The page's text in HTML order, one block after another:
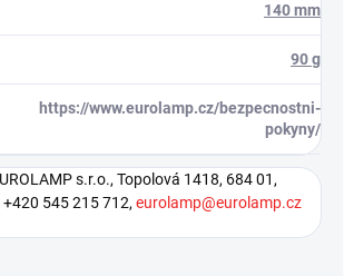
140 mm
90 g
https://www.eurolamp.cz/bezpecnostni-
pokyny/
s.r.o., Topolová 1418, 684 01,
+420 545 215 712, eurolamp@eurolamp.cz